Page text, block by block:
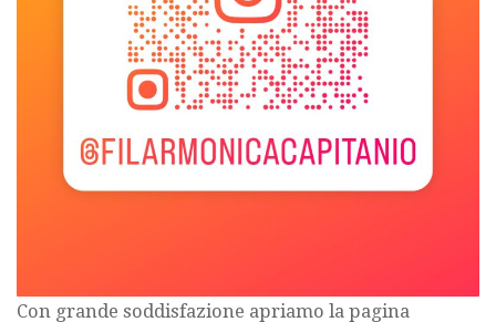
Con grande soddisfazione apriamo la pagina